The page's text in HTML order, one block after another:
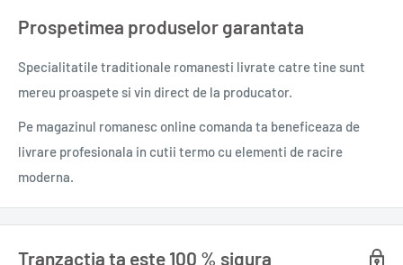
Prospetimea produselor garantata
Specialitatile traditionale romanesti livrate catre tine sunt
mereu proaspete si vin direct de la producator.
Pe magazinul romanesc online comanda ta beneficeaza de
livrare profesionala in cutii termo cu elementi de racire
moderna.
Tranzactia ta este 100 % sigura